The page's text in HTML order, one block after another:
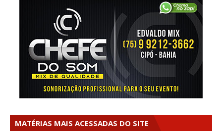
MATÉRIAS MAIS ACESSADAS DO SITE